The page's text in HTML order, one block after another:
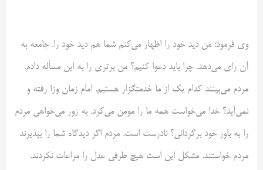
وی فرمود: من دید خود را اظهار می‌کنم شما هم دید خود را. جامعه به
آن رای می‌دهد. چرا باید دعوا کنیم؟ من برتری را به این مسأله دادم.
مردم می‌بینند کدام یک از ما خدمتگزار هستیم. امام زمان وزا رفته و
نمی‌آید؟ خدا می‌خواست همه ما را مومن می‌کرد. به زور می‌خواهی مردم
را به باور خود برگردانی؟ نادرست است. مردم اگر دیدگاه شما را بپذیرند
مردم خواستند. مشکل این است هیچ طرفی عدل را مراعات نکردند.